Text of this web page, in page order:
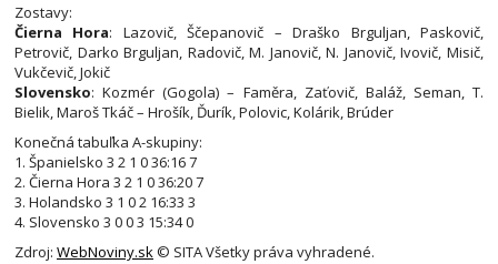
Zostavy:
Čierna Hora: Lazovič, Ščepanovič – Draško Brguljan, Paskovič,
Petrovič, Darko Brguljan, Radovič, M. Janovič, N. Janovič, Ivovič, Misič,
Vukčevič, Jokič
Slovensko: Kozmér (Gogola) – Faměra, Zaťovič, Baláž, Seman, T.
Bielik, Maroš Tkáč – Hrošík, Ďurík, Polovic, Kolárik, Brúder
Konečná tabuľka A-skupiny:
1. Španielsko 3 2 1 0 36:16 7
2. Čierna Hora 3 2 1 0 36:20 7
3. Holandsko 3 1 0 2 16:33 3
4. Slovensko 3 0 0 3 15:34 0
Zdroj: WebNoviny.sk © SITA Všetky práva vyhradené.